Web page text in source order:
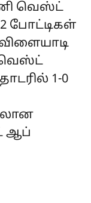
வெஸ்ட்
போட்டிகள்
வெஸ்ட்
1-0
ஆப்